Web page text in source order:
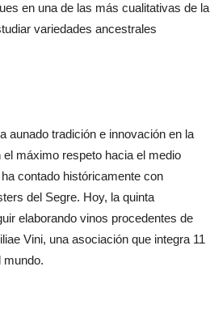
en una de las más cualitativas de la
variedades ancestrales
aunado tradición e innovación en la
máximo respeto hacia el medio
contado históricamente con
del Segre. Hoy, la quinta
elaborando vinos procedentes de
Vini, una asociación que integra 11
mundo.